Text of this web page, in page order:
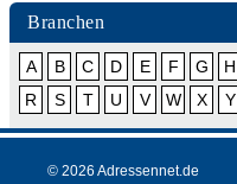
Branchen
A B C D E F G H
R
S T U V W X Y
© 2026 Adressennet.de